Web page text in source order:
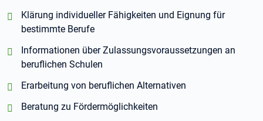
positiv:
Klärung individueller Fähigkeiten und Eignung für
bestimmte Berufe
positiv:
Informationen über Zulassungsvoraussetzungen an
beruflichen Schulen
positiv:
Erarbeitung von beruflichen Alternativen
positiv:
Beratung zu Fördermöglichkeiten